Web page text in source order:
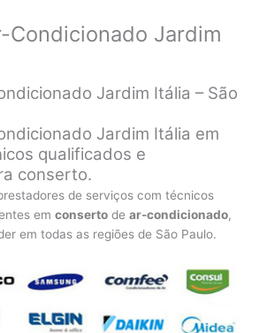
Condicionado Jardim
Jardim Itália – São
Jardim Itália em
qualificados e
conserto.
de serviços com técnicos
emconserto dear-condicionado,
em todas as regiões de São Paulo.